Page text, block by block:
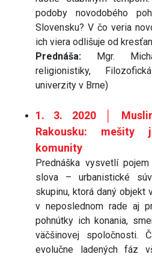
podoby novodobého
Slovensku? V čo veria
ich viera odlišuje od
Prednáša: Mgr.
religionistiky,
univerzity v Brne)
1. 3. 2020 │
Rakousku: mešity
komunity
Prednáška vysvetlí
slova – urbanistické
skupinu, ktorá daný objekt
v neposlednom rade aj
pohnútky ich konania,
väčšinovej spoločnosti.
evolučne ladených fáz